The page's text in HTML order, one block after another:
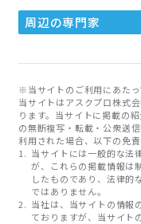
周辺の専門家
※当サイトのご利用にあたっ
当サイトはアスクプロ株式
ります。当サイトに掲載の
の無断複写・転載・公衆送
利用された場合、以下の免
当サイトには一般的な法
が、これらの掲載情報は
したものであり、法律的
ではありません。
当社は、当サイトの情報
ておりますが、当サイト